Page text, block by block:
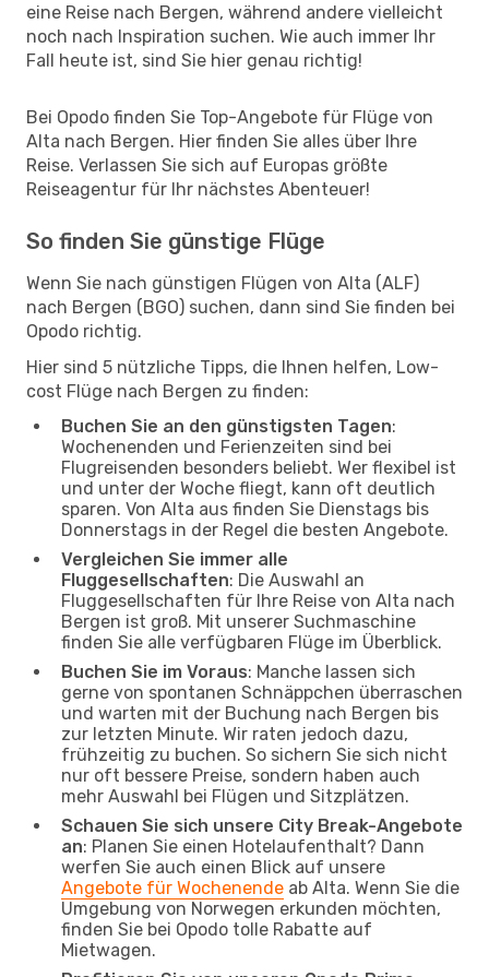
eine Reise nach Bergen, während andere vielleicht
noch nach Inspiration suchen. Wie auch immer Ihr
Fall heute ist, sind Sie hier genau richtig!
Bei Opodo finden Sie Top-Angebote für Flüge von
Alta nach Bergen. Hier finden Sie alles über Ihre
Reise. Verlassen Sie sich auf Europas größte
Reiseagentur für Ihr nächstes Abenteuer!
So finden Sie günstige Flüge
Wenn Sie nach günstigen Flügen von Alta (ALF)
nach Bergen (BGO) suchen, dann sind Sie finden bei
Opodo richtig.
Hier sind 5 nützliche Tipps, die Ihnen helfen, Low-
cost Flüge nach Bergen zu finden:
Buchen Sie an den günstigsten Tagen:
Wochenenden und Ferienzeiten sind bei
Flugreisenden besonders beliebt. Wer flexibel ist
und unter der Woche fliegt, kann oft deutlich
sparen. Von Alta aus finden Sie Dienstags bis
Donnerstags in der Regel die besten Angebote.
Vergleichen Sie immer alle
Fluggesellschaften: Die Auswahl an
Fluggesellschaften für Ihre Reise von Alta nach
Bergen ist groß. Mit unserer Suchmaschine
finden Sie alle verfügbaren Flüge im Überblick.
Buchen Sie im Voraus: Manche lassen sich
gerne von spontanen Schnäppchen überraschen
und warten mit der Buchung nach Bergen bis
zur letzten Minute. Wir raten jedoch dazu,
frühzeitig zu buchen. So sichern Sie sich nicht
nur oft bessere Preise, sondern haben auch
mehr Auswahl bei Flügen und Sitzplätzen.
Schauen Sie sich unsere City Break-Angebote
an: Planen Sie einen Hotelaufenthalt? Dann
werfen Sie auch einen Blick auf unsere
Angebote für Wochenende ab Alta. Wenn Sie die
Umgebung von Norwegen erkunden möchten,
finden Sie bei Opodo tolle Rabatte auf
Mietwagen.